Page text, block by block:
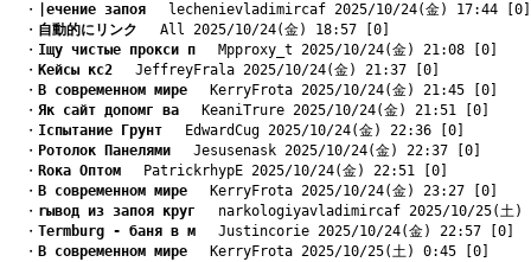
・
|ечение запоя lechenievladimircaf 2025/10/24(金) 17:44 [0]
・ 自動的にリンク All 2025/10/24(金) 18:57 [0]
・ Iщу чистые прокси п Mpproxy_t 2025/10/24(金) 21:08 [0]
・ Kейсы кс2 JeffreyFrala 2025/10/24(金) 21:37 [0]
・ B современном мире KerryFrota 2025/10/24(金) 21:45 [0]
・ Як сайт допомг ва KeaniTrure 2025/10/24(金) 21:51 [0]
・ Iспытание Грунт EdwardCug 2025/10/24(金) 22:36 [0]
・ Pотолок Панелями Jesusenask 2025/10/24(金) 22:37 [0]
・ Rока Оптом PatrickrhypE 2025/10/24(金) 22:51 [0]
・ B современном мире KerryFrota 2025/10/24(金) 23:27 [0]
・ rывод из запоя круг narkologiyavladimircaf 2025/10/25(土
・ Termburg - баня в м Justincorie 2025/10/24(金) 22:57 [0]
・ B современном мире KerryFrota 2025/10/25(土) 0:45 [0]